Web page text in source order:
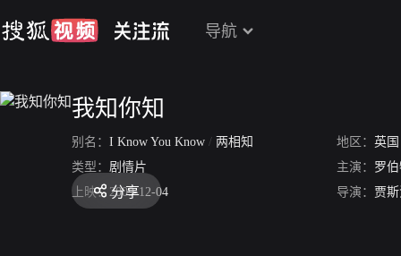
导航
我知你知
别名： I Know You Know / 两相知 地区： 英国
类型： 剧情片 主演： 罗
上映： 2009-12-04 导演： 贾
分享